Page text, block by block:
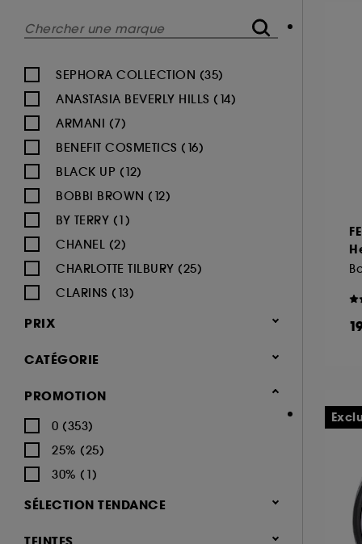
SEPHORA COLLECTION (35)
ANASTASIA BEVERLY HILLS (14)
ARMANI (7)
BENEFIT COSMETICS (16)
BLACK UP (12)
BOBBI BROWN (12)
BY TERRY (1)
CHANEL (2)
CHARLOTTE TILBURY (25)
CLARINS (13)
DIOR BACKSTAGE (1)
ESTÉE LAUDER (4)
GUCCI (2)
GUERLAIN (9)
PRIX
CATÉGORIE
Maquillage
PROMOTION
0 (353)
25% (25)
30% (1)
SÉLECTION TENDANCE
Nouveauté (48)
Exclu